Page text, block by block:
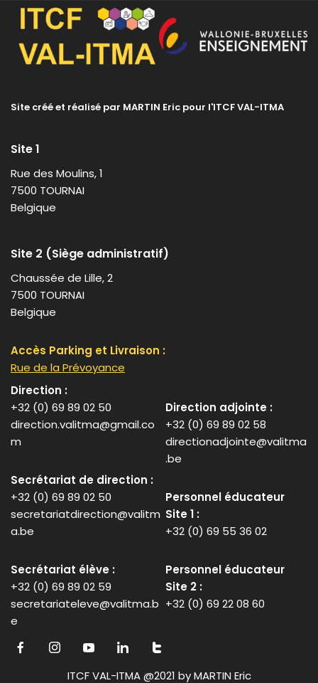
Site créé et réalisé par MARTIN Eric pour l'ITCF VAL-ITMA
Site 1
Rue des Moulins, 1
7500 TOURNAI
Belgique
Site 2 (Siège administratif)
Chaussée de Lille, 2
7500 TOURNAI
Belgique
Accès Parking et Livraison :
Rue de la Prévoyance
Direction :
+32 (0) 69 89 02 50
direction.valitma@gmail.co
m
Secrétariat de direction :
+32 (0) 69 89 02 50
secretariatdirection@valitm
a.be
Secrétariat élève :
+32 (0) 69 89 02 59
secretariateleve@valitma.b
e
Direction adjointe :
+32 (0) 69 89 02 58
directionadjointe@valitma
.be
Personnel éducateur
Site 1 :
+32 (0) 69 55 36 02
Personnel éducateur
Site 2 :
+32 (0) 69 22 08 60
ITCF VAL-ITMA @2021 by MARTIN Eric